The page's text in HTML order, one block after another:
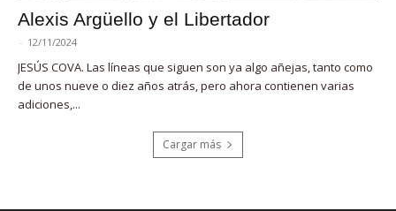
Alexis Argüello y el Libertador
- 12/11/2024
JESÚS COVA. Las líneas que siguen son ya algo añejas, tanto como
de unos nueve o diez años atrás, pero ahora contienen varias
adiciones,...
Cargar más